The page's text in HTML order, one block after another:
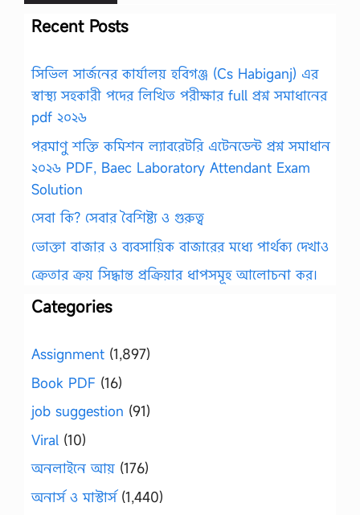
Recent Posts
সিভিল সার্জনের কার্যালয় হবিগঞ্জ (Cs Habiganj) এর
স্বাস্থ্য সহকারী পদের লিখিত পরীক্ষার full প্রশ্ন সমাধানের
pdf ২০২৬
পরমাণু শক্তি কমিশন ল্যাবরেটরি এটেনডেন্ট প্রশ্ন সমাধান
২০২৬ PDF, Baec Laboratory Attendant Exam
Solution
সেবা কি? সেবার বৈশিষ্ট্য ও গুরুত্ব
ভোক্তা বাজার ও ব্যবসায়িক বাজারের মধ্যে পার্থক্য দেখাও
ক্রেতার ক্রয় সিদ্ধান্ত প্রক্রিয়ার ধাপসমূহ আলোচনা কর।
Categories
Assignment (1,897)
Book PDF (16)
job suggestion (91)
Viral (10)
অনলাইনে আয় (176)
অনার্স ও মাস্টার্স(1,440)